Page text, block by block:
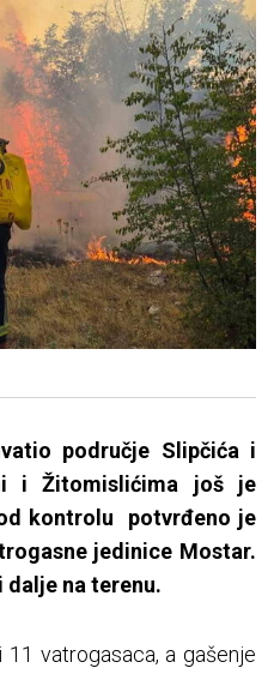
područje Slipčića i
i Žitomislićima još je
kontrolu potvrđeno je
jedinice Mostar.
na terenu.
vatrogasaca, a gašenje